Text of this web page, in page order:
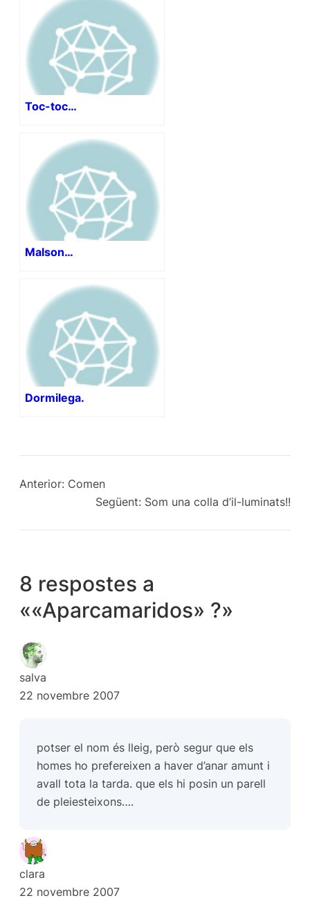
Toc-toc…
Malson…
Dormilega.
Anterior: Comen
Següent: Som una colla d’il-luminats!!
8 respostes a
««Aparcamaridos» ?»
salva
22 novembre 2007
potser el nom és lleig, però segur que els
homes ho prefereixen a haver d’anar amunt i
avall tota la tarda. que els hi posin un parell
de pleiesteixons….
clara
22 novembre 2007